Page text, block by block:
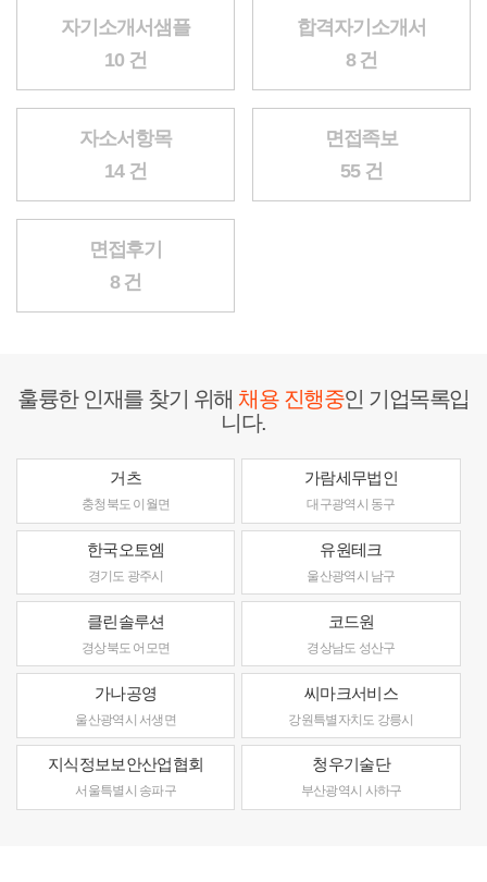
자기소개서샘플
10 건
합격자기소개서
8 건
자소서항목
14 건
면접족보
55 건
면접후기
8 건
훌륭한 인재를 찾기 위해채용 진행중인 기업목록입
니다.
거츠
충청북도 이월면
가람세무법인
대구광역시 동구
한국오토엠
경기도 광주시
유원테크
울산광역시 남구
클린솔루션
경상북도 어모면
코드원
경상남도 성산구
가나공영
울산광역시 서생면
씨마크서비스
강원특별자치도 강릉시
지식정보보안산업협회
서울특별시 송파구
청우기술단
부산광역시 사하구